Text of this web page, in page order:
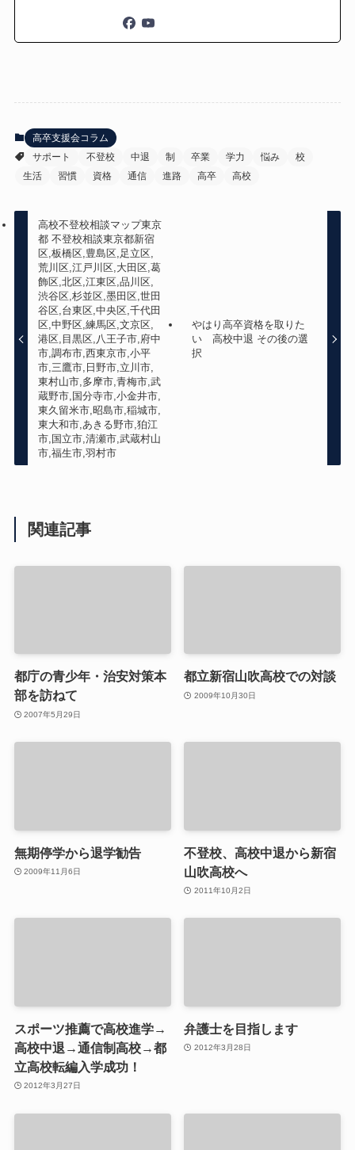
高卒支援会コラム
サポート
不登校 中退 制 卒業 学力 悩み
校
生活
習慣 資格 通信 進路 高卒 高校
高校不登校相談マップ東京
都 不登校相談東京都新宿
区,板橋区,豊島区,足立区,
荒川区,江戸川区,大田区,葛
飾区,北区,江東区,品川区,
渋谷区,杉並区,墨田区,世田
谷区,台東区,中央区,千代田
区,中野区,練馬区,文京区,
港区,目黒区,八王子市,府中
市,調布市,西東京市,小平
市,三鷹市,日野市,立川市,
東村山市,多摩市,青梅市,武
蔵野市,国分寺市,小金井市,
東久留米市,昭島市,稲城市,
東大和市,あきる野市,狛江
市,国立市,清瀬市,武蔵村山
市,福生市,羽村市
やはり高卒資格を取りた
い 高校中退 その後の選
択
関連記事
都庁の青少年・治安対策本
部を訪ねて
2007年5月29日
都立新宿山吹高校での対談
2009年10月30日
無期停学から退学勧告
2009年11月6日
不登校、高校中退から新宿
山吹高校へ
2011年10月2日
スポーツ推薦で高校進学→
高校中退→通信制高校→都
立高校転編入学成功！
2012年3月27日
弁護士を目指します
2012年3月28日